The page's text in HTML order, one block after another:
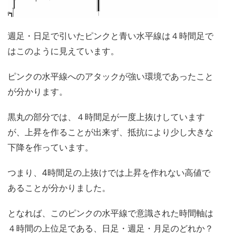
週足・日足で引いたピンクと青い水平線は４時間足で
はこのように見えています。
ピンクの水平線へのアタックが強い環境であったこと
が分かります。
黒丸の部分では、４時間足が一度上抜けしています
が、上昇を作ることが出来ず、抵抗により少し大きな
下降を作っています。
つまり、4時間足の上抜けでは上昇を作れない高値で
あることが分かりました。
となれば、このピンクの水平線で意識された時間軸は
４時間の上位足である、日足・週足・月足のどれか？